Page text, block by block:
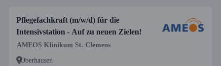
Pflegefachkraft (m/w/d) für die
Intensivstation - Auf zu neuen Zielen!
AMEOS Klinikum St. Clemens
Oberhausen